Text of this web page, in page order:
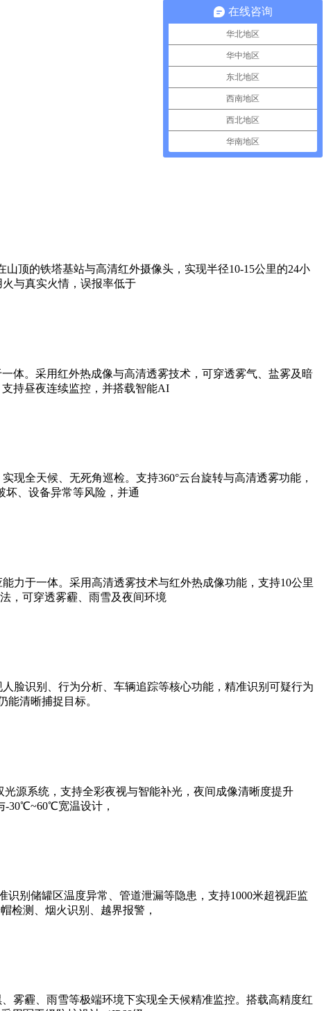
顶的铁塔基站与高清红外摄像头，实现半径10-15公里的24小
与真实火情，误报率低于
体。采用红外热成像与高清透雾技术，可穿透雾气、盐雾及暗
持昼夜连续监控，并搭载智能AI
全天候、无死角巡检。支持360°云台旋转与高清透雾功能，
坏、设备异常等风险，并通
力于一体。采用高清透雾技术与红外热成像功能，支持10公里
，可穿透雾霾、雨雪及夜间环境
脸识别、行为分析、车辆追踪等核心功能，精准识别可疑行为
清晰捕捉目标。
源系统，支持全彩夜视与智能补光，夜间成像清晰度提升
-30℃~60℃宽温设计，
别储罐区温度异常、管道泄漏等隐患，支持1000米超视距监
检测、烟火识别、越界报警，
雾霾、雨雪等极端环境下实现全天候精准监控。搭载高精度红
在线咨询
华北地区
华中地区
东北地区
西南地区
西北地区
华南地区